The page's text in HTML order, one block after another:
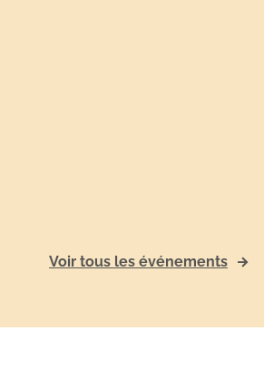
Voir tous les événements